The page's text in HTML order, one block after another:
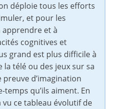
déploie tous les efforts
et pour les
apprendre et à
cognitives et
grand est plus difficile à
télé ou des jeux sur sa
d’imagination
qu’ils aiment. En
ce tableau évolutif de